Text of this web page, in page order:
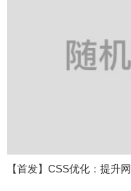
【首发】CSS优化：提升